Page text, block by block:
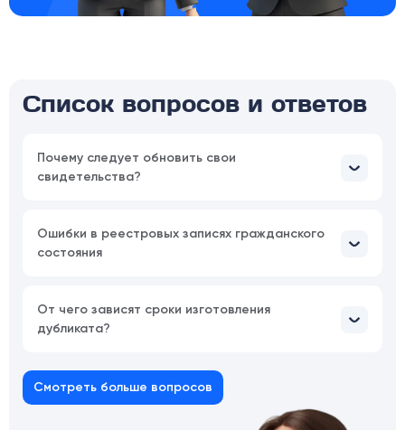
Список вопросов и ответов
Почему следует обновить свои
свидетельства?
Ошибки в реестровых записях гражданского
состояния
От чего зависят сроки изготовления
дубликата?
Смотреть больше вопросов